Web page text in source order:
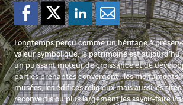
Partager sur
Partager
Longtemps perçu comme un héritage à
valeur symbolique, le patrimoine est
un puissant moteur de croissance et de
parties prenantes convergent : les monuments
musées, les édifices religieux mais aussi les
reconvertis ou plus largement les savoir-faire